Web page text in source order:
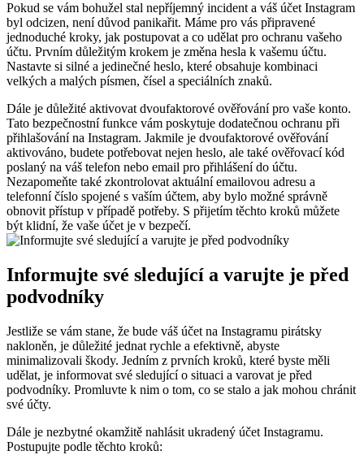
Pokud se vám bohužel stal nepříjemný incident a váš účet Instagram
byl odcizen, není důvod panikařit. Máme pro vás připravené
jednoduché kroky, jak postupovat a co udělat pro ochranu vašeho
účtu. Prvním důležitým krokem je změna hesla k vašemu účtu.
Nastavte si silné a jedinečné heslo, které obsahuje kombinaci
velkých a malých písmen, čísel a speciálních znaků.
Dále je důležité aktivovat dvoufaktorové ověřování pro vaše konto.
Tato bezpečnostní funkce vám poskytuje dodatečnou ochranu při
přihlašování na Instagram. Jakmile je dvoufaktorové ověřování
aktivováno, budete potřebovat nejen heslo, ale také ověřovací kód
poslaný na váš telefon nebo email pro přihlášení do účtu.
Nezapomeňte také zkontrolovat aktuální emailovou adresu a
telefonní číslo spojené s vaším účtem, aby bylo možné správně
obnovit přístup v případě potřeby. S přijetím těchto kroků můžete
být klidní, že vaše účet je v bezpečí.
Informujte své sledující a varujte je před
podvodníky
Jestliže se vám stane, že bude váš účet na Instagramu pirátsky
nakloněn, je důležité jednat rychle a efektivně, abyste
minimalizovali škody. Jedním z prvních kroků, které byste měli
udělat, je informovat své sledující o situaci a varovat je před
podvodníky. Promluvte k nim o tom, co se stalo a jak mohou chránit
své účty.
Dále je nezbytné okamžitě nahlásit ukradený účet Instagramu.
Postupujte podle těchto kroků: